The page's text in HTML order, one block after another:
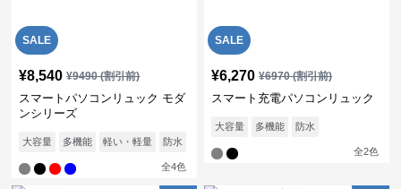
SALE
¥8,540 ¥9490(割引前)
スマートパソコンリュック モダ
ンシリーズ
大容量 多機能 軽い・軽量 防水
全4色
SALE
¥6,270 ¥6970(割引前)
スマート充電パソコンリュック
大容量 多機能 防水
全2色